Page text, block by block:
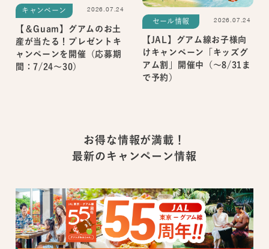
キャンペーン 2026.07.24
【＆Guam】グアムのお土
産が当たる！プレゼントキ
ャンペーンを開催（応募期
間：7/24～30）
セール情報 2026.07.24
【JAL】グアム線お子様向
けキャンペーン「キッズグ
アム割」開催中（～8/31ま
で予約）
お得な情報が満載！
最新のキャンペーン情報